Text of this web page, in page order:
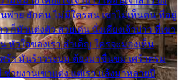
พ่าย ฮักคน ไม่มีใครสน เขาไม่เห็นคน ที่อยู่
ว ก็มัวแต่งตัว สวยเด่น นั่งเคียงเจ้าบ่าว ที่เขา
น หัวใจของเรา ลำเค็ญ ใครจะมองเห็น
ศร้า มันร้าวระบม ต้องมาขื่นขม เศร้าตรม
วยงานเขาแต่ง แต่เรา แล้งมาหลายปี